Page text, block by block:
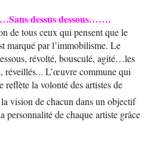
dessus dessous…….
de tous ceux qui pensent que le
marqué par l’immobilisme. Le
révolté, bousculé, agité…les
réveillés... L’œuvre commune qui
reflète la volonté des artistes de
vision de chacun dans un objectif
personnalité de chaque artiste grâce